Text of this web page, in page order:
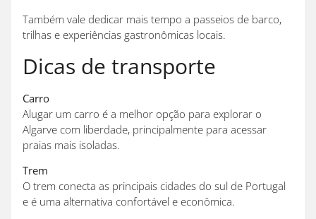
Também vale dedicar mais tempo a passeios de barco,
trilhas e experiências gastronômicas locais.
Dicas de transporte
Carro
Alugar um carro é a melhor opção para explorar o
Algarve com liberdade, principalmente para acessar
praias mais isoladas.
Trem
O trem conecta as principais cidades do sul de Portugal
e é uma alternativa confortável e econômica.